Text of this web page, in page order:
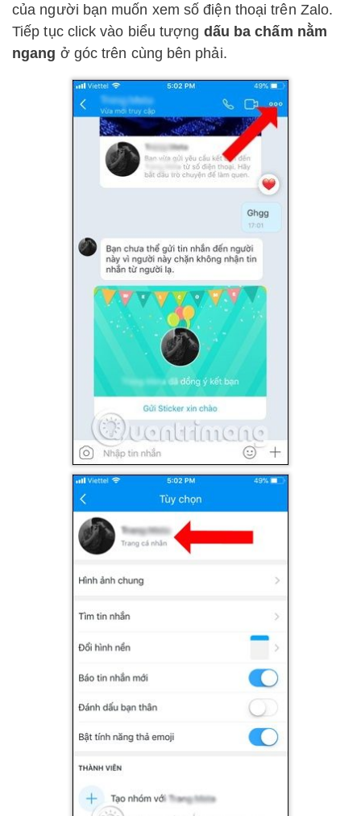
của người bạn muốn xem số điện thoại trên Zalo.
Tiếp tục click vào biểu tượng dấu ba chấm nằm
ngang ở góc trên cùng bên phải.